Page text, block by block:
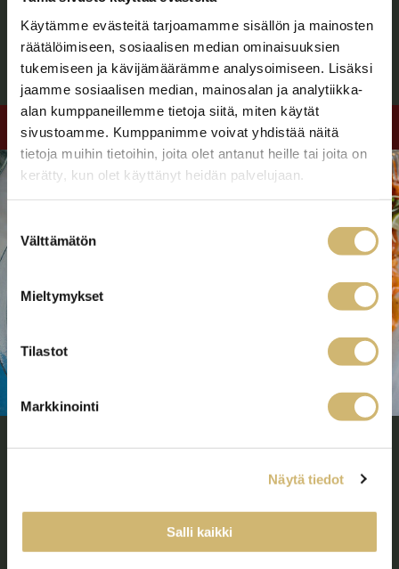
Käytämme evästeitä tarjoamamme sisällön ja mainosten
räätälöimiseen, sosiaalisen median ominaisuuksien
tukemiseen ja kävijämäärämme analysoimiseen. Lisäksi
jaamme sosiaalisen median, mainosalan ja analytiikka-
alan kumppaneillemme tietoja siitä, miten käytät
sivustoamme. Kumppanimme voivat yhdistää näitä
tietoja muihin tietoihin, joita olet antanut heille tai joita on
kerätty, kun olet käyttänyt heidän palvelujaan.
valinta
Välttämätön
Mieltymykset
Tilastot
Markkinointi
Näytä tiedot
Salli kaikki
Lue lisää tästä.
Joulu maistuu maailmalta – Platta
joulupöydän 17.–18.12.
Tervetuloa kokemaan moderni joulubuffet